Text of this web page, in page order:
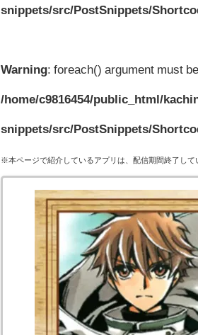
snippets/src/PostSnippets/
Warning: foreach() argument must
/home/c9816454/public_html/
snippets/src/PostSnippets/
※本ページで紹介しているアプリは、配信期間終了して